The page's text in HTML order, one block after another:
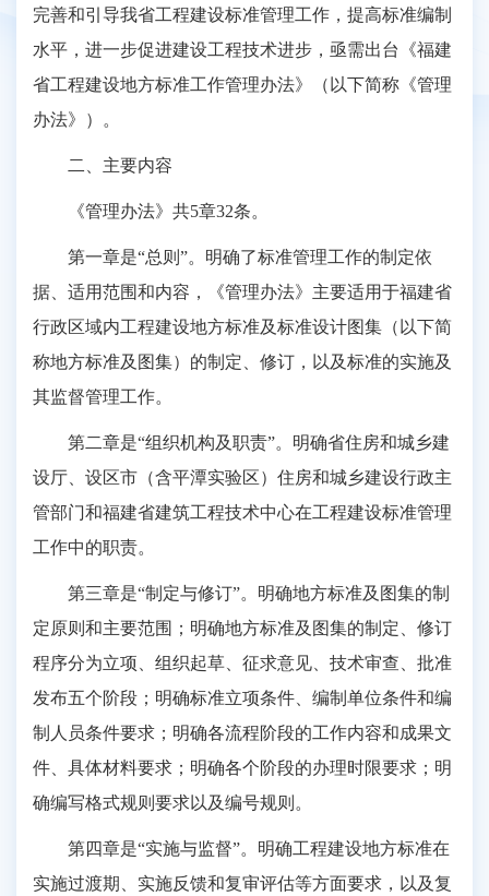
完善和引导我省工程建设标准管理工作，提高标准编制
水平，进一步促进建设工程技术进步，亟需出台《福建
省工程建设地方标准工作管理办法》（以下简称《管理
办法》）。
二、主要内容
《管理办法》共5章32条。
第一章是“总则”。明确了标准管理工作的制定依
据、适用范围和内容，《管理办法》主要适用于福建省
行政区域内工程建设地方标准及标准设计图集（以下简
称地方标准及图集）的制定、修订，以及标准的实施及
其监督管理工作。
第二章是“组织机构及职责”。明确省住房和城乡建
设厅、设区市（含平潭实验区）住房和城乡建设行政主
管部门和福建省建筑工程技术中心在工程建设标准管理
工作中的职责。
第三章是“制定与修订”。明确地方标准及图集的制
定原则和主要范围；明确地方标准及图集的制定、修订
程序分为立项、组织起草、征求意见、技术审查、批准
发布五个阶段；明确标准立项条件、编制单位条件和编
制人员条件要求；明确各流程阶段的工作内容和成果文
件、具体材料要求；明确各个阶段的办理时限要求；明
确编写格式规则要求以及编号规则。
第四章是“实施与监督”。明确工程建设地方标准在
实施过渡期、实施反馈和复审评估等方面要求，以及复